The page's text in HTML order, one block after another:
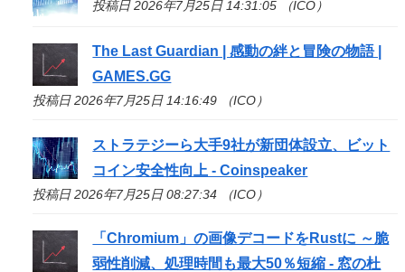
投稿日 2026年7月25日 14:31:05 （ICO）
The Last Guardian | 感動の絆と冒険の物語 |
GAMES.GG
投稿日 2026年7月25日 14:16:49 （ICO）
ストラテジーら大手9社が新団体設立、ビット
コイン安全性向上 - Coinspeaker
投稿日 2026年7月25日 08:27:34 （ICO）
「Chromium」の画像デコードをRustに ～脆
弱性削減、処理時間も最大50％短縮 - 窓の杜